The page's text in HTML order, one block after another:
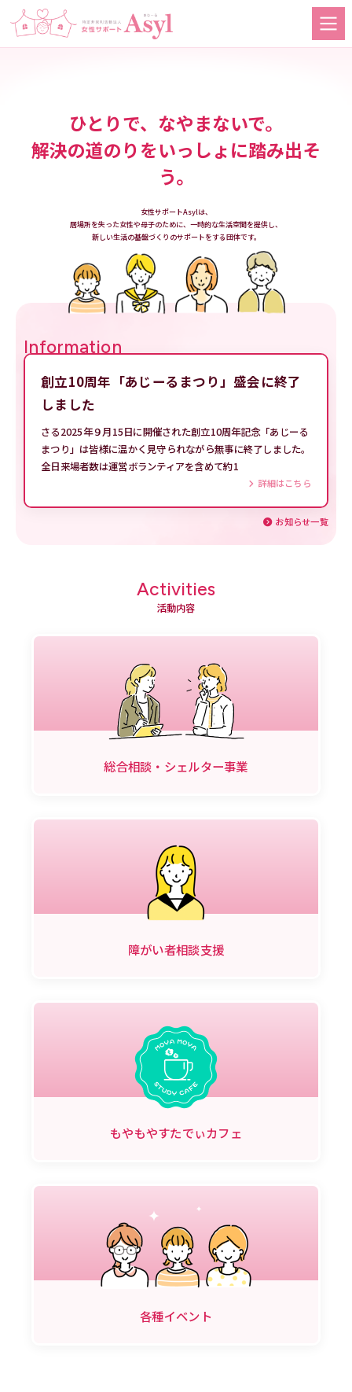
ひとりで、なやまないで。
解決の道のりをいっしょに踏み出そ
う。
女性サポートAsylは、
居場所を失った女性や母子のために、一時的な生活空間を提供し、
新しい生活の基盤づくりのサポートをする団体です。
Information
創立10周年「あじーるまつり」盛会に終了
しました
さる2025年９月15日に開催された創立10周年記念「あじーる
まつり」は皆様に温かく見守られながら無事に終了しました。
全日来場者数は運営ボランティアを含めて約1
詳細はこちら
お知らせ一覧
Activities
活動内容
総合相談・シェルター事業
障がい者相談支援
もやもやすたでぃカフェ
各種イベント